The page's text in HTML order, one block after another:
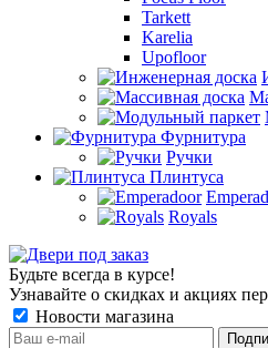
Tarkett
Karelia
Upofloor
Фурнитура
Ручки
Плинтуса
Royals
Будьте всегда в курсе!
Узнавайте о скидках и акциях
Новости магазина